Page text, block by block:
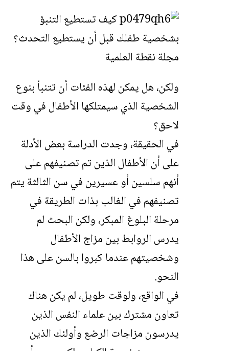
ولكن، هل يمكن لهذه الفئات أن تتنبأ بنوع
الشخصية الذي سيمتلكها الأطفال في وقت
لاحق؟
في الحقيقة، وجدت الدراسة بعض الأدلة
على أن الأطفال الذين تم تصنيفهم على
أنهم سلسين أو عسيرين في سن الثالثة يتم
تصنيفهم في الغالب بذات الطريقة في
مرحلة البلوغ المبكر، ولكن البحث لم
يدرس الروابط بين مزاج الأطفال
وشخصيتهم عندما كبروا بالسن على هذا
النحو.
في الواقع، ولوقت طويل، لم يكن هناك
تعاون مشترك بين علماء النفس الذين
يدرسون مزاجات الرضع وأولئك الذين